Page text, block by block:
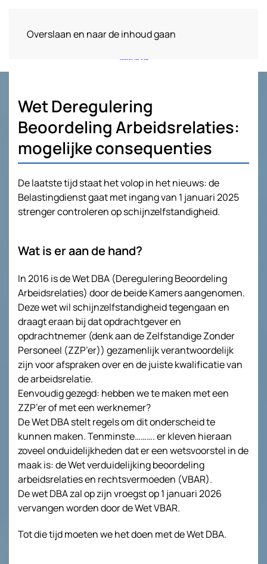
Overslaan en naar de inhoud gaan
Wet Deregulering
Beoordeling Arbeidsrelaties:
mogelijke consequenties
De laatste tijd staat het volop in het nieuws: de
Belastingdienst gaat met ingang van 1 januari 2025
strenger controleren op schijnzelfstandigheid.
Wat is er aan de hand?
In 2016 is de Wet DBA (Deregulering Beoordeling
Arbeidsrelaties) door de beide Kamers aangenomen.
Deze wet wil schijnzelfstandigheid tegengaan en
draagt eraan bij dat opdrachtgever en
opdrachtnemer (denk aan de Zelfstandige Zonder
Personeel (ZZP’er)) gezamenlijk verantwoordelijk
zijn voor afspraken over en de juiste kwalificatie van
de arbeidsrelatie.
Eenvoudig gezegd: hebben we te maken met een
ZZP’er of met een werknemer?
De Wet DBA stelt regels om dit onderscheid te
kunnen maken. Tenminste………. er kleven hieraan
zoveel onduidelijkheden dat er een wetsvoorstel in de
maak is: de Wet verduidelijking beoordeling
arbeidsrelaties en rechtsvermoeden (VBAR).
De wet DBA zal op zijn vroegst op 1 januari 2026
vervangen worden door de Wet VBAR.
Tot die tijd moeten we het doen met de Wet DBA.